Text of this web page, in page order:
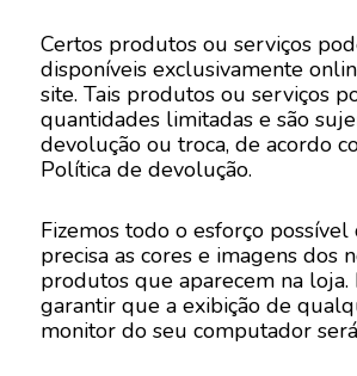
Certos produtos ou serviços
disponíveis exclusivamente
site. Tais produtos ou serviços
quantidades limitadas e são
devolução ou troca, de acordo
Política de devolução.
Fizemos todo o esforço
precisa as cores e imagens dos
produtos que aparecem na loja.
garantir que a exibição de
monitor do seu computador